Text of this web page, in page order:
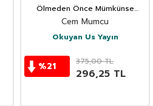
Ölmeden Önce Mümkünse
Yaşamanız Gereken 1 Hayat
Cem Mumcu
Okuyan Us Yayın
%21 375,00TL
296,25 TL